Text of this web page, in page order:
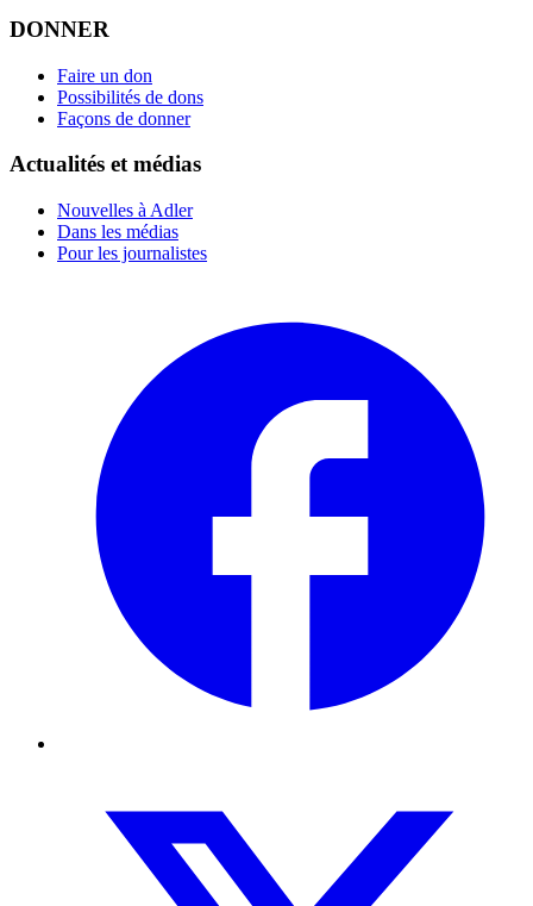
DONNER
Faire un don
Possibilités de dons
Façons de donner
Actualités et médias
Nouvelles à Adler
Dans les médias
Pour les journalistes